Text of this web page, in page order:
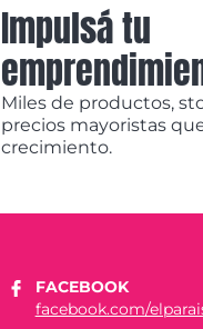
Impulsá tu
Miles de productos,
precios mayoristas
crecimiento.
FACEBOOK
facebook.com/